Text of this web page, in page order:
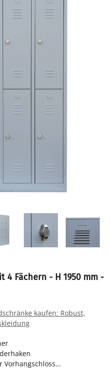
Fächern - H 1950 mm -
kaufen: Robust,
Vorhangschloss